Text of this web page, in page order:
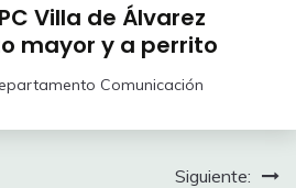
Villa de Álvarez
mayor y a perrito
Comunicación
Siguiente: